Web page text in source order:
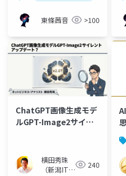
東條茜音 >100
ChatGPT画像生成モデ
ルGPT-Image2サイレ
横田秀珠
（新潟ITコ
240